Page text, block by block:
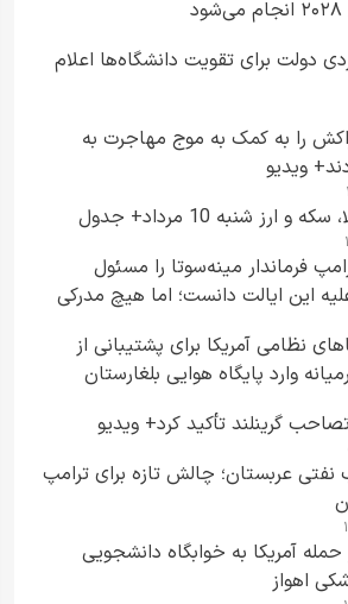
دولت برای تقویت دانشگاه‌ها اعلام
را به کمک به موج مهاجرت به
ویدیو
شنبه 10 مرداد+ جدول
فرماندار مینه‌سوتا را مسئول
این ایالت دانست؛ اما هیچ مدرکی
نظامی آمریکا برای پشتیبانی از
وارد پایگاه هوایی بلغارستان
گرینلند تأکید کرد+ ویدیو
عربستان؛ چالش تازه برای ترامپ
آمریکا به خوابگاه دانشجویی
اهواز